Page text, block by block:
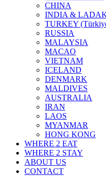
CHINA
INDIA &
TURKEY
RUSSIA
MALAYSIA
MACAO
VIETNAM
ICELAND
DENMARK
MALDIVES
AUSTRALIA
IRAN
LAOS
MYANMAR
HONG KONG
WHERE 2 EAT
WHERE 2 STAY
ABOUT US
CONTACT